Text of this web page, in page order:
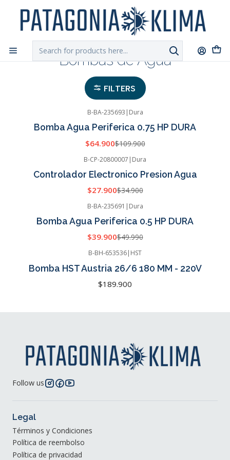
Chilexpress
Home Bombas de Agua
Bombas de Agua
FILTERS
-41% OFF
B-BA-235693 | Dura
Bomba Agua Periferica 0.75 HP DURA
$64.900$109.900
-20% OFF
B-CP-20800007 | Dura
Controlador Electronico Presion Agua
$27.900$34.900
-20%
B-BA-235691 | Dura
Bomba Agua Periferica 0.5 HP DURA
$39.900$49.990
Cotizar
B-BH-653536| HST
Bomba HST Austria 26/6 180 MM - 220V
$189.900
Follow us
Legal
Términos y Condiciones
Política de reembolso
Política de privacidad